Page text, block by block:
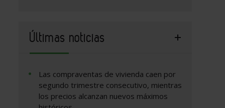
Últimas noticias
Las compraventas de vivienda caen por
segundo trimestre consecutivo, mientras
los precios alcanzan nuevos máximos